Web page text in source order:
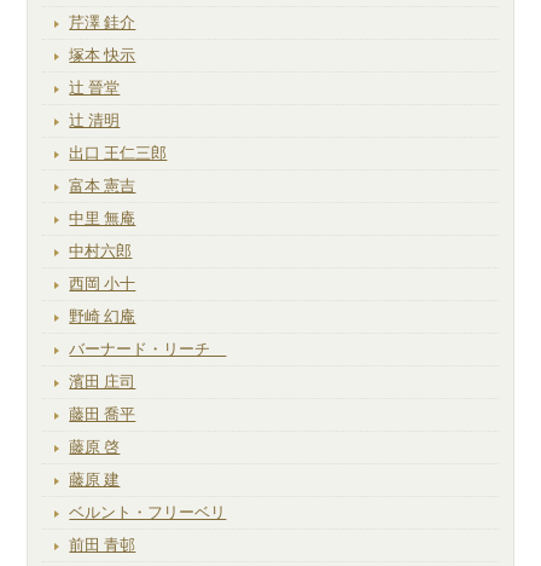
芹澤 銈介
塚本 快示
辻 晉堂
辻 清明
出口 王仁三郎
富本 憲吉
中里 無庵
中村六郎
西岡 小十
野崎 幻庵
バーナード・リーチ
濱田 庄司
藤田 喬平
藤原 啓
藤原 建
ベルント・フリーベリ
前田 青邨